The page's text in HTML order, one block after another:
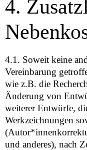
4.
4.1. Soweit keine
Vereinbarung
wie z.B. die
Änderung von
weiterer Entwürfe,
Werkzeichnungen
und anderes), nach